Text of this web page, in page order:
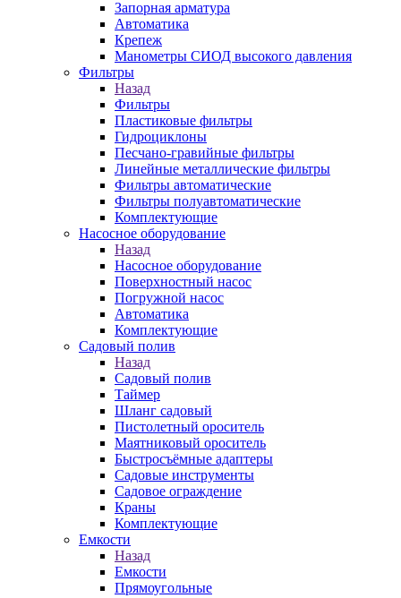
Запорная арматура
Автоматика
Крепеж
Манометры СИОД высокого давления
Фильтры
Назад
Фильтры
Пластиковые фильтры
Гидроциклоны
Песчано-гравийные фильтры
Линейные металлические фильтры
Фильтры автоматические
Фильтры полуавтоматические
Комплектующие
Насосное оборудование
Назад
Насосное оборудование
Поверхностный насос
Погружной насос
Автоматика
Комплектующие
Садовый полив
Назад
Садовый полив
Таймер
Шланг садовый
Пистолетный ороситель
Маятниковый ороситель
Быстросъёмные адаптеры
Садовые инструменты
Садовое ограждение
Краны
Комплектующие
Емкости
Назад
Емкости
Прямоугольные